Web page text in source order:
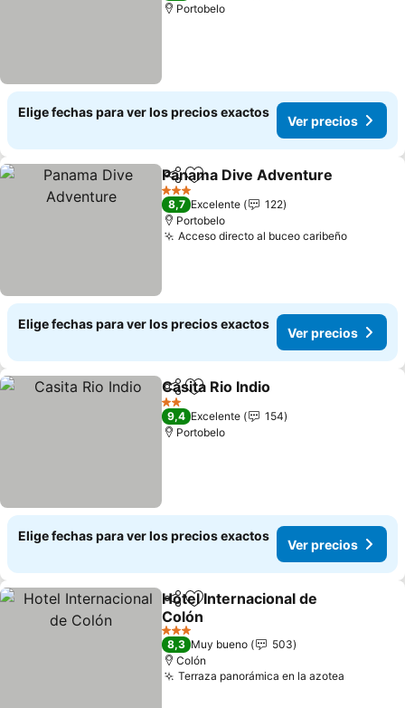
Portobelo
Elige fechas para ver los precios exactos
Ver precios
CompartirAgregar a favoritos
Panama Dive Adventure
3 Estrellas
8,7 Excelente
122
Portobelo
Acceso directo al buceo caribeño
Elige fechas para ver los precios exactos
Ver precios
CompartirAgregar a favoritos
Casita Rio Indio
2 Estrellas
9,4 Excelente
154
Portobelo
Elige fechas para ver los precios exactos
Ver precios
CompartirAgregar a favoritos
Hotel Internacional de
Colón
3 Estrellas
8,3 Muy bueno
503
Colón
Terraza panorámica en la azotea